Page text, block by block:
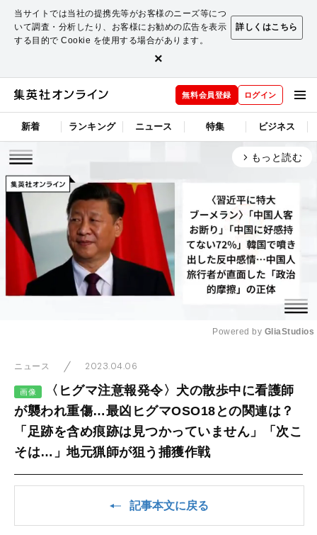
当サイトでは当社の提携先等がお客様のニーズ等につ
いて調査・分析したり、お客様にお勧めの広告を表示
する目的で Cookie を使用する場合があります。
詳しくはこちら
×
無料会員登録 ログイン
新着 ランキング ニュース 特集 ビジネス
arrow_forward_ios もっと読む
Powered by GliaStudios
ニュース 2023.04.06
画像
〈ヒグマ注意報発令〉犬の散歩中に看護師
が襲われ重傷…最凶ヒグマOSO18との関連は？
「足跡を含め痕跡は見つかっていません」「次こ
そは…」地元猟師が狙う捕獲作戦
記事本文に戻る